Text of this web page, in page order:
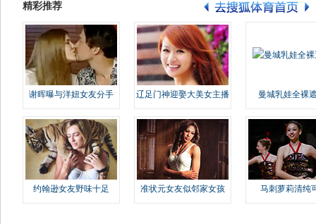
精彩推荐
谢晖曝与洋妞女友分手 辽足门神迎娶大美女主播 曼城乳娃全裸
约翰逊女友野味十足 准状元女友似邻家女孩 马刺萝莉清纯